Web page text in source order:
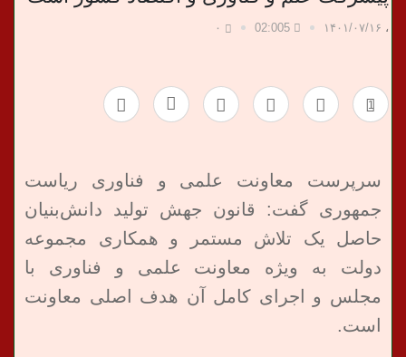
، ۱۴۰۱/۰۷/۱۶ 02:005 ۰
1
سرپرست معاونت علمی و فناوری ریاست
جمهوری گفت: قانون جهش تولید دانش‌بنیان
حاصل یک تلاش مستمر و همکاری مجموعه
دولت به ویژه معاونت علمی و فناوری با
مجلس و اجرای کامل آن هدف اصلی معاونت
است.